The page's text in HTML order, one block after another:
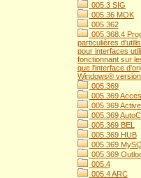
005.3 SIG
005.36 MOK
005.362
005.368.4
particulières
pour interfaces
fonctionnant sur
que l'interface
Windows®
005.369
005.369
005.369
005.369
005.369 BEL
005.369 HUB
005.369
005.369
005.4
005.4 ARC